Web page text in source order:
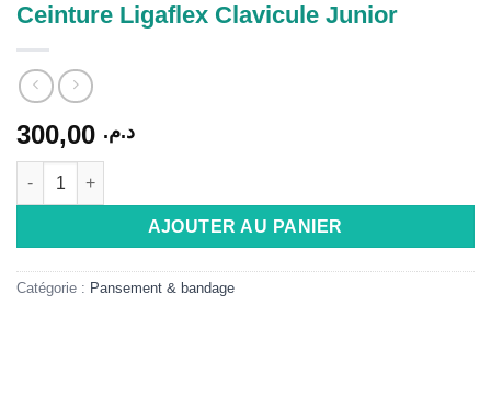
Ceinture Ligaflex Clavicule Junior
د.م.
quantité de Ceinture Ligaflex Clavicule Junior
AJOUTER AU PANIER
Alternative:
Catégorie : Pansement & bandage